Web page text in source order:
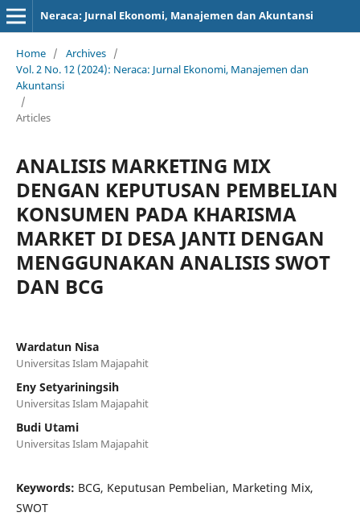
Neraca: Jurnal Ekonomi, Manajemen dan Akuntansi
Home / Archives /
Vol. 2 No. 12 (2024): Neraca: Jurnal Ekonomi, Manajemen dan
Akuntansi
/
Articles
ANALISIS MARKETING MIX
DENGAN KEPUTUSAN PEMBELIAN
KONSUMEN PADA KHARISMA
MARKET DI DESA JANTI DENGAN
MENGGUNAKAN ANALISIS SWOT
DAN BCG
Wardatun Nisa
Universitas Islam Majapahit
Eny Setyariningsih
Universitas Islam Majapahit
Budi Utami
Universitas Islam Majapahit
Keywords: BCG, Keputusan Pembelian, Marketing Mix,
SWOT